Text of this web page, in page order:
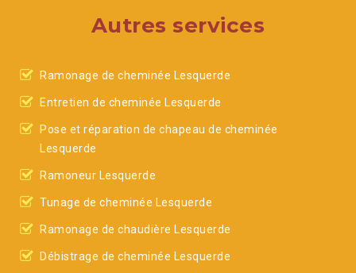
Autres services
Ramonage de cheminée Lesquerde
Entretien de cheminée Lesquerde
Pose et réparation de chapeau de cheminée
Lesquerde
Ramoneur Lesquerde
Tunage de cheminée Lesquerde
Ramonage de chaudière Lesquerde
Débistrage de cheminée Lesquerde